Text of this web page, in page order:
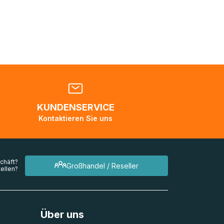
KUNDENSERVICE
Kontaktieren Sie uns
Großhandel / Reseller
Über uns